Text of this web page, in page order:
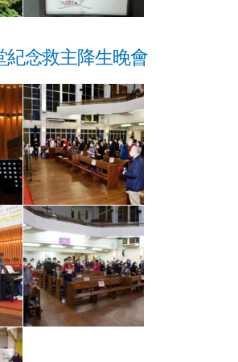
紀念救主降生晚會